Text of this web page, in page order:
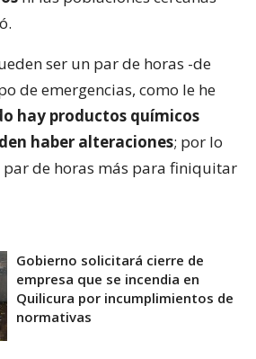
ser un par de horas -de
de emergencias, como le he
hay productos químicos
haber alteraciones; por lo
par de horas más para finiquitar
Gobierno solicitará cierre de
empresa que se incendia en
Quilicura por incumplimientos de
normativas